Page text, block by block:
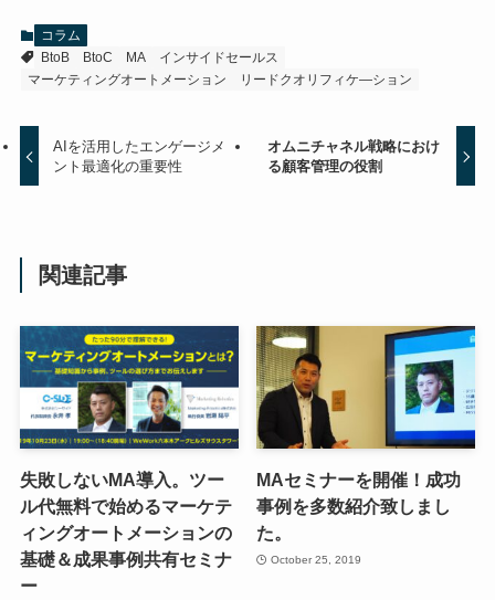
コラム
BtoB
BtoC MA
インサイドセールス
マーケティングオートメーション
リードクオリフィケ―ション
AIを活用したエンゲージメ
ント最適化の重要性
オムニチャネル戦略におけ
る顧客管理の役割
関連記事
失敗しないMA導入。ツー
ル代無料で始めるマーケテ
ィングオートメーションの
基礎＆成果事例共有セミナ
ー
MAセミナーを開催！成功
事例を多数紹介致しまし
た。
October 25, 2019